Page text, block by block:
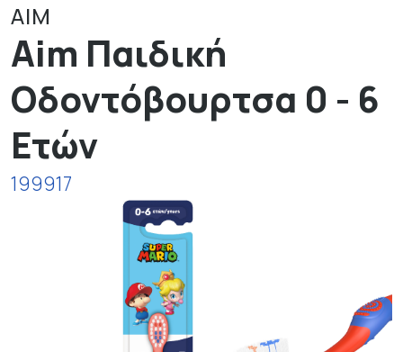
AIM
Aim Παιδική
Οδοντόβουρτσα 0 - 6
Ετών
199917